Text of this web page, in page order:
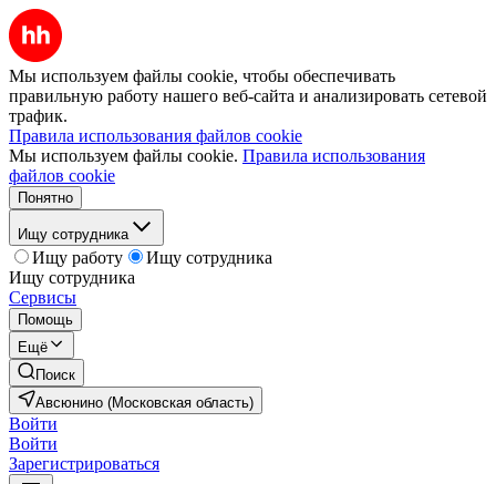
Мы используем файлы cookie, чтобы обеспечивать
правильную работу нашего веб-сайта и анализировать сетевой
трафик.
Правила использования файлов cookie
Мы используем файлы cookie. Правила использования
файлов cookie
Понятно
Ищу сотрудника
Ищу работу
Ищу сотрудника
Ищу сотрудника
Сервисы
Помощь
Ещё
Поиск
Авсюнино (Московская область)
Войти
Войти
Зарегистрироваться